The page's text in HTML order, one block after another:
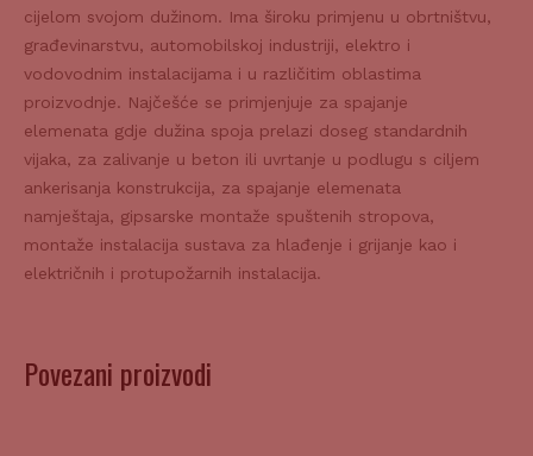
cijelom svojom dužinom. Ima široku primjenu u obrtništvu,
građevinarstvu, automobilskoj industriji, elektro i
vodovodnim instalacijama i u različitim oblastima
proizvodnje. Najčešće se primjenjuje za spajanje
elemenata gdje dužina spoja prelazi doseg standardnih
vijaka, za zalivanje u beton ili uvrtanje u podlugu s ciljem
ankerisanja konstrukcija, za spajanje elemenata
namještaja, gipsarske montaže spuštenih stropova,
montaže instalacija sustava za hlađenje i grijanje kao i
električnih i protupožarnih instalacija.
Povezani proizvodi